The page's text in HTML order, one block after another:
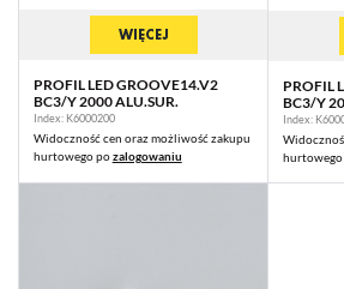
WIĘCEJ
PROFIL LED GROOVE14.V2
BC3/Y 2000 ALU.SUR.
Index: K6000200
Widoczność cen oraz możliwość zakupu
hurtowego pozalogowaniu
PROFIL
BC3/Y
Index: